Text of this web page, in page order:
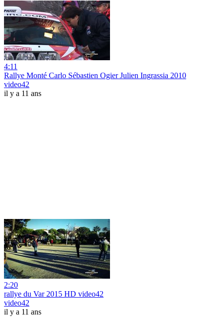
4:11
Rallye Monté Carlo Sébastien Ogier Julien Ingrassia 2010
video42
il y a 11 ans
2:20
rallye du Var 2015 HD video42
video42
il y a 11 ans